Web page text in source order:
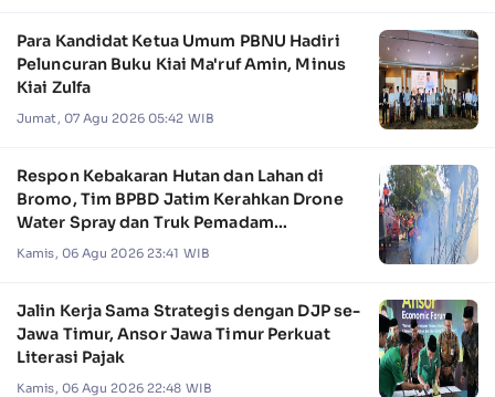
Para Kandidat Ketua Umum PBNU Hadiri
Peluncuran Buku Kiai Ma'ruf Amin, Minus
Kiai Zulfa
Jumat, 07 Agu 2026 05:42 WIB
Respon Kebakaran Hutan dan Lahan di
Bromo, Tim BPBD Jatim Kerahkan Drone
Water Spray dan Truk Pemadam
Kebakaran
Kamis, 06 Agu 2026 23:41 WIB
Jalin Kerja Sama Strategis dengan DJP se-
Jawa Timur, Ansor Jawa Timur Perkuat
Literasi Pajak
Kamis, 06 Agu 2026 22:48 WIB